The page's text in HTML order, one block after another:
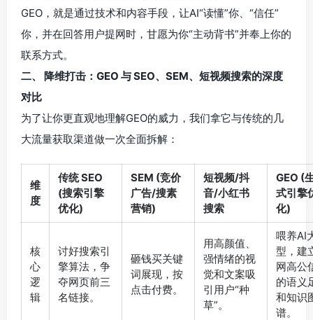
GEO，就是通过技术和内容手段，让AI“读懂”你、“信任”
你，并在回答用户提网时，甘愿为你“主动背书”并奉上你的
联系方式。
二、 降维打击：GEO 与 SEO、SEM、短视频搜索的深度
对比
为了让你更直观地理解GEO的威力，我们拿它与传统的几
大流量获取渠道做一次全面拆解：
维
度
传统 SEO
(搜索引擎
优化)
SEM (竞价
广告/搜素
营销)
短视频/抖
音/小红书
搜索
GEO (
式引擎
化)
核
心
逻
辑
讨好搜索引
擎算法，争
夺网页前三
名链接。
砸钱买关键
词展现，按
点击付费。
用高颜值、
强情绪的视
觉和文案吸
引用户“种
草”。
喂养AI
型，建
网高公
的语义
和知识
谱。